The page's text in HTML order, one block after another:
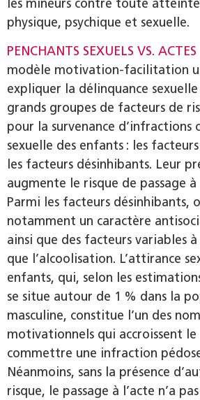
les mineurs contre toute
physique, psychique et sexuelle.
PENCHANTS SEXUELS VS. ACTES
modèle motivation-facilitation
expliquer la délinquance
grands groupes de facteurs de
pour la survenance d’infractions
sexuelle des enfants : les
les facteurs désinhibants. Leur
augmente le risque de passage à
Parmi les facteurs désinhibants,
notamment un caractère
ainsi que des facteurs variables
que l’alcoolisation. L’attirance
enfants, qui, selon les
se situe autour de 1 % dans la
masculine, constitue l’un des
motivationnels qui accroissent le
commettre une infraction
Néanmoins, sans la présence
risque, le passage à l’acte n’a